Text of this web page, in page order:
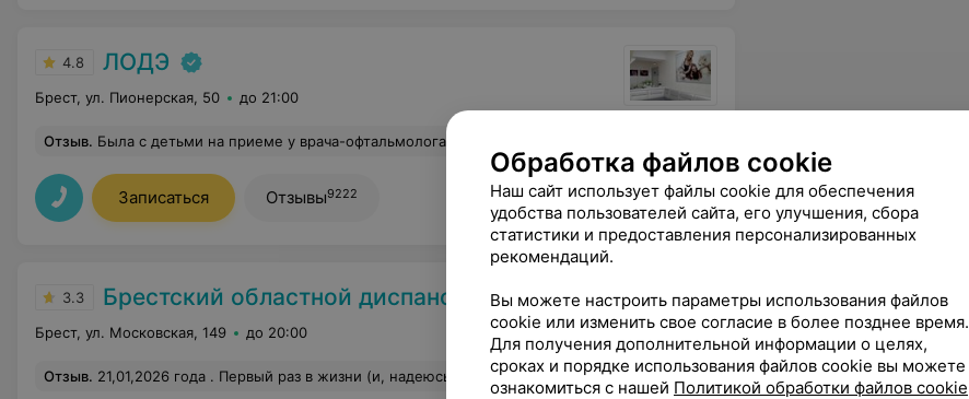
4.8 ЛОДЭ
Брест, ул. Пионерская, 50 до 21:00
Отзыв. Была с детьми на приеме у врача-офтальмолога Ильюк Алексей Викторович. Замечательный доктор,очень внимательный. К таким врачам хочется возвращаться!
Записаться Отзывы9222
3.3 Брестский областной диспансер спортивной медицины
Брест, ул. Московская, 149 до 20:00
Отзыв. 21,01,2026 года . Первый раз в жизни (и, надеюсь, последний) я столкнулась с данным заведением и врачом-офтальмологом Натальей Анатольевной. Записались на платный прием, по телефону четко озвучили, что ребенку 7 лет. Приехали за 200 км, но в итоге нам отказали: врач заявила, что принимает детей только с 9 лет. Однако она согласилась ответить на вопросы бесплатно. Стоило мне только спросить о спорте, как врач на повышенных тонах начала говорить „НЕТ!“, даже не выслушав, что именно мы хотим узнать. От визита остались в полном недоумении и шоке. Еще
Обработка файлов cookie
Наш сайт использует файлы cookie для обеспечения
удобства пользователей сайта, его улучшения, сбора
статистики и предоставления персонализированных
рекомендаций.
Вы можете настроить параметры использования файлов
cookie или изменить свое согласие в более позднее время.
Для получения дополнительной информации о целях,
сроках и порядке использования файлов cookie вы можете
ознакомиться с нашей Политикой обработки файлов cookie